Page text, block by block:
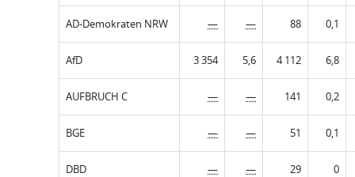
AD-Demokraten NRW — — 88 0,1
AfD 3 354 5,6 4 112 6,8
AUFBRUCH C — — 141 0,2
BGE — — 51 0,1
DBD — — 29 0